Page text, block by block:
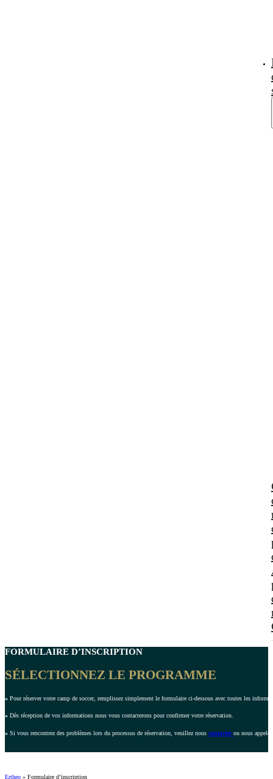
FORMULAIRE D’INSCRIPTION
SÉLECTIONNEZ LE PROGRAMME
» Pour réserver votre camp de soccer, remplissez simplement le formulaire ci-dessous avec toutes les
» Dès réception de vos informations nous vous contacterons pour confirmer votre réservation.
» Si vous rencontrez des problèmes lors du processus de réservation, veuillez nous contacterou nous
Ertheo » Formulaire d’inscription